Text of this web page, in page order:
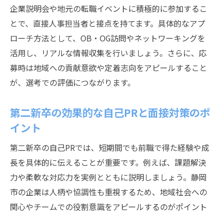
企業説明会や地元の転職イベントに積極的に参加するこ
とで、直接人事担当者と接点を持てます。具体的なアプ
ローチ方法として、OB・OG訪問やネットワーキングを
活用し、リアルな情報収集を行いましょう。さらに、応
募時は地域への貢献意欲や定着志向をアピールすること
が、選考での評価につながります。
第二新卒の効果的な自己PRと面接対策のポ
イント
第二新卒の自己PRでは、短期間でも前職で得た経験や成
長を具体的に伝えることが重要です。例えば、課題解決
力や柔軟な対応力を実例とともに説明しましょう。静岡
市の企業は人柄や協調性も重視するため、地域社会への
関心やチームでの役割意識をアピールするのがポイント